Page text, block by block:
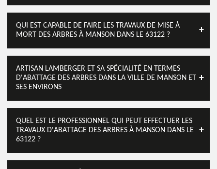
QUI EST CAPABLE DE FAIRE LES TRAVAUX DE MISE À
MORT DES ARBRES À MANSON DANS LE 63122 ?
ARTISAN LAMBERGER ET SA SPÉCIALITÉ EN TERMES
D'ABATTAGE DES ARBRES DANS LA VILLE DE MANSON ET
SES ENVIRONS
QUEL EST LE PROFESSIONNEL QUI PEUT EFFECTUER LES
TRAVAUX D'ABATTAGE DES ARBRES À MANSON DANS LE
63122 ?